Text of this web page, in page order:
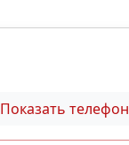
Показать телефон